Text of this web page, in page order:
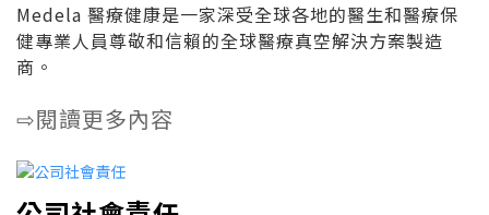
Medela 醫療健康是一家深受全球各地的醫生和醫療保
健專業人員尊敬和信賴的全球醫療真空解決方案製造
商。
⇨閱讀更多內容